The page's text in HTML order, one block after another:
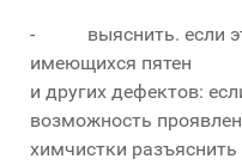
- выяснить. если
имеющихся пятен
и других дефектов:
возможность
химчистки